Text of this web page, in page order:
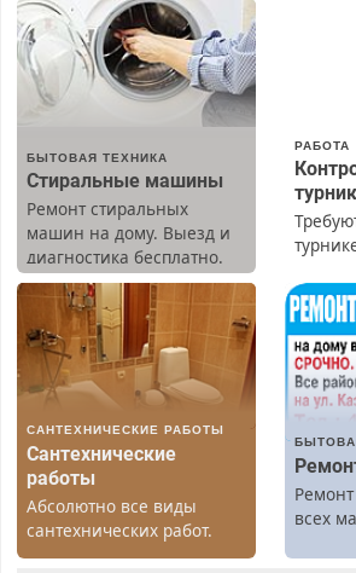
БЫТОВАЯ ТЕХНИКА
Стиральные машины
Ремонт стиральных
машин на дому. Выезд и
диагностика бесплатно.
Предусмотрены скидки.
РАБОТА
Прием
З/п –
САНТЕХНИЧЕСКИЕ РАБОТЫ
Сантехнические
работы
Абсолютно все виды
сантехнических работ.
Быстро. Качественно.
всех